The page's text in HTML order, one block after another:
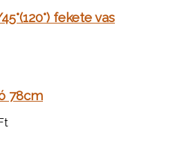
fekete vas
78cm